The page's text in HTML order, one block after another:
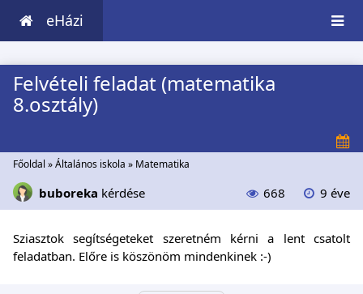
eHázi
Felvételi feladat (matematika
8.osztály)
Főoldal »Általános iskola » Matematika
buboreka kérdése 668 9 éve
Sziasztok segítségeteket szeretném kérni a lent csatolt
feladatban. Előre is köszönöm mindenkinek :-)